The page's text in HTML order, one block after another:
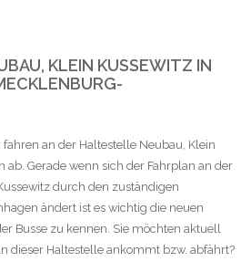
KLEIN KUSSEWITZ IN
an der Haltestelle Neubau, Klein
ab. Gerade wenn sich der Fahrplan an der
durch den zuständigen
ändert ist es wichtig die neuen
Busse zu kennen. Sie möchten aktuell
dieser Haltestelle ankommt bzw. abfährt?